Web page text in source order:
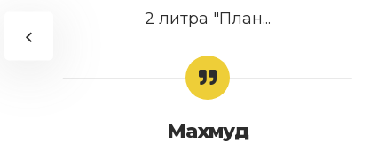
2 литра "План...
Махмуд